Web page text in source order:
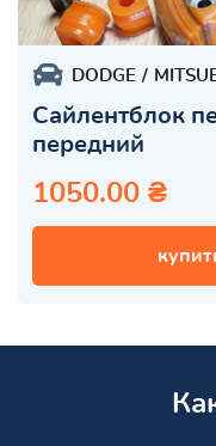
DODGE
Сайлентблок
передний
1050.00 ₴